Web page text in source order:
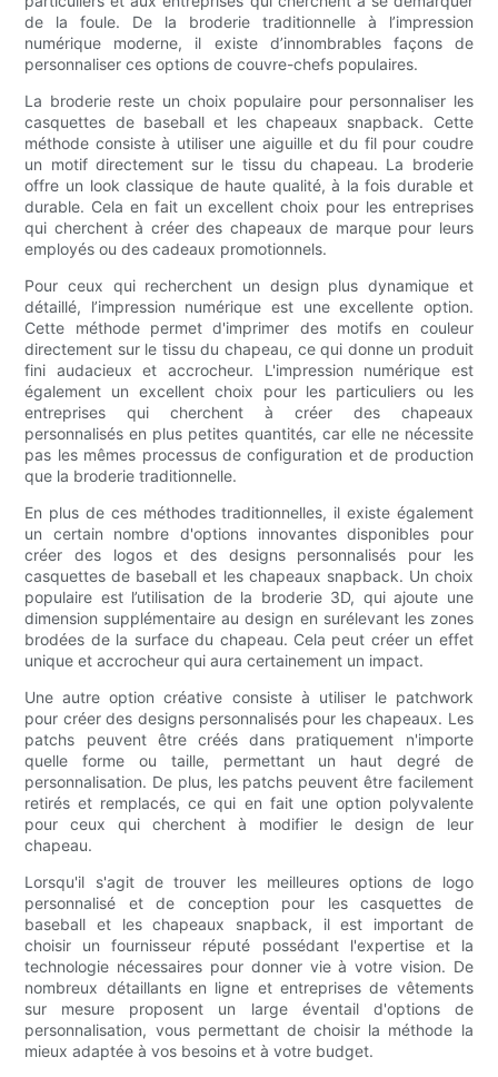
de la foule. De la broderie traditionnelle à l’impression
numérique moderne, il existe d’innombrables façons de
personnaliser ces options de couvre-chefs populaires.
La broderie reste un choix populaire pour personnaliser les
casquettes de baseball et les chapeaux snapback. Cette
méthode consiste à utiliser une aiguille et du fil pour coudre
un motif directement sur le tissu du chapeau. La broderie
offre un look classique de haute qualité, à la fois durable et
durable. Cela en fait un excellent choix pour les entreprises
qui cherchent à créer des chapeaux de marque pour leurs
employés ou des cadeaux promotionnels.
Pour ceux qui recherchent un design plus dynamique et
détaillé, l’impression numérique est une excellente option.
Cette méthode permet d'imprimer des motifs en couleur
directement sur le tissu du chapeau, ce qui donne un produit
fini audacieux et accrocheur. L'impression numérique est
également un excellent choix pour les particuliers ou les
entreprises qui cherchent à créer des chapeaux
personnalisés en plus petites quantités, car elle ne nécessite
pas les mêmes processus de configuration et de production
que la broderie traditionnelle.
En plus de ces méthodes traditionnelles, il existe également
un certain nombre d'options innovantes disponibles pour
créer des logos et des designs personnalisés pour les
casquettes de baseball et les chapeaux snapback. Un choix
populaire est l’utilisation de la broderie 3D, qui ajoute une
dimension supplémentaire au design en surélevant les zones
brodées de la surface du chapeau. Cela peut créer un effet
unique et accrocheur qui aura certainement un impact.
Une autre option créative consiste à utiliser le patchwork
pour créer des designs personnalisés pour les chapeaux. Les
patchs peuvent être créés dans pratiquement n'importe
quelle forme ou taille, permettant un haut degré de
personnalisation. De plus, les patchs peuvent être facilement
retirés et remplacés, ce qui en fait une option polyvalente
pour ceux qui cherchent à modifier le design de leur
chapeau.
Lorsqu'il s'agit de trouver les meilleures options de logo
personnalisé et de conception pour les casquettes de
baseball et les chapeaux snapback, il est important de
choisir un fournisseur réputé possédant l'expertise et la
technologie nécessaires pour donner vie à votre vision. De
nombreux détaillants en ligne et entreprises de vêtements
sur mesure proposent un large éventail d'options de
personnalisation, vous permettant de choisir la méthode la
mieux adaptée à vos besoins et à votre budget.